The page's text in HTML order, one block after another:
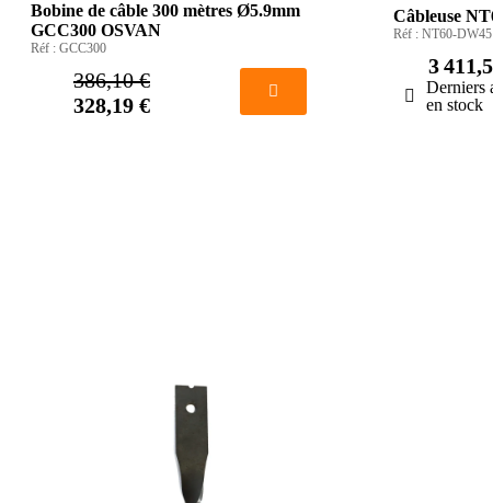
Bobine de câble 300 mètres Ø5.9mm
GCC300 OSVAN
Réf : GCC300
386,10 €
328,19 €
Câbleuse
Réf : NT60-DW45
3
Derniers
en stock